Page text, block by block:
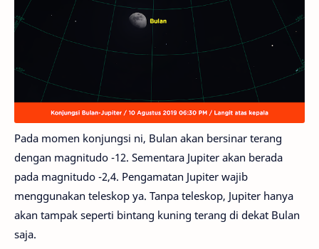
Pada momen konjungsi ni, Bulan akan bersinar terang
dengan magnitudo -12. Sementara Jupiter akan berada
pada magnitudo -2,4. Pengamatan Jupiter wajib
menggunakan teleskop ya. Tanpa teleskop, Jupiter hanya
akan tampak seperti bintang kuning terang di dekat Bulan
saja.